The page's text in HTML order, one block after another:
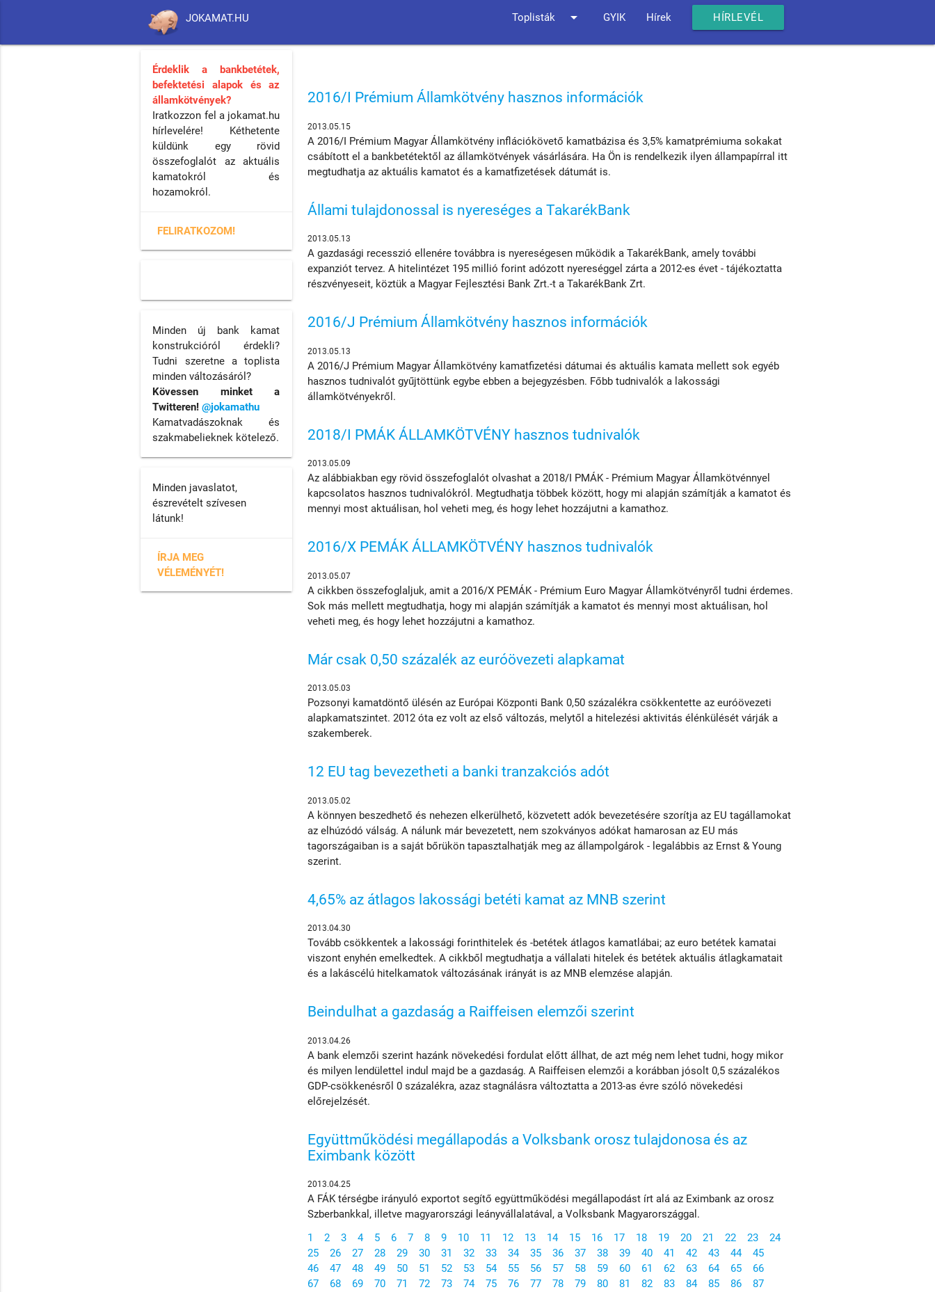
JOKAMAT.HU Toplisták arrow_drop_down GYIK Hírek HÍRLEVÉL
2016/I Prémium Államkötvény hasznos információk
2013.05.15
A 2016/I Prémium Magyar Államkötvény inflációkövető kamatbázisa és 3,5% kamatprémiuma sokakat
csábított el a bankbetétektől az államkötvények vásárlására. Ha Ön is rendelkezik ilyen állampapírral itt
megtudhatja az aktuális kamatot és a kamatfizetések dátumát is.
Állami tulajdonossal is nyereséges a TakarékBank
2013.05.13
A gazdasági recesszió ellenére továbbra is nyereségesen működik a TakarékBank, amely további
expanziót tervez. A hitelintézet 195 millió forint adózott nyereséggel zárta a 2012-es évet - tájékoztatta
részvényeseit, köztük a Magyar Fejlesztési Bank Zrt.-t a TakarékBank Zrt.
2016/J Prémium Államkötvény hasznos információk
2013.05.13
A 2016/J Prémium Magyar Államkötvény kamatfizetési dátumai és aktuális kamata mellett sok egyéb
hasznos tudnivalót gyűjtöttünk egybe ebben a bejegyzésben. Főbb tudnivalók a lakossági
államkötvényekről.
2018/I PMÁK ÁLLAMKÖTVÉNY hasznos tudnivalók
2013.05.09
Az alábbiakban egy rövid összefoglalót olvashat a 2018/I PMÁK - Prémium Magyar Államkötvénnyel
kapcsolatos hasznos tudnivalókról. Megtudhatja többek között, hogy mi alapján számítják a kamatot és
mennyi most aktuálisan, hol veheti meg, és hogy lehet hozzájutni a kamathoz.
2016/X PEMÁK ÁLLAMKÖTVÉNY hasznos tudnivalók
2013.05.07
A cikkben összefoglaljuk, amit a 2016/X PEMÁK - Prémium Euro Magyar Államkötvényről tudni érdemes.
Sok más mellett megtudhatja, hogy mi alapján számítják a kamatot és mennyi most aktuálisan, hol
veheti meg, és hogy lehet hozzájutni a kamathoz.
Már csak 0,50 százalék az euróövezeti alapkamat
2013.05.03
Pozsonyi kamatdöntő ülésén az Európai Központi Bank 0,50 százalékra csökkentette az euróövezeti
alapkamatszintet. 2012 óta ez volt az első változás, melytől a hitelezési aktivitás élénkülését várják a
szakemberek.
12 EU tag bevezetheti a banki tranzakciós adót
2013.05.02
A könnyen beszedhető és nehezen elkerülhető, közvetett adók bevezetésére szorítja az EU tagállamokat
az elhúzódó válság. A nálunk már bevezetett, nem szokványos adókat hamarosan az EU más
tagországaiban is a saját bőrükön tapasztalhatják meg az állampolgárok - legalábbis az Ernst & Young
szerint.
4,65% az átlagos lakossági betéti kamat az MNB szerint
2013.04.30
Tovább csökkentek a lakossági forinthitelek és -betétek átlagos kamatlábai; az euro betétek kamatai
viszont enyhén emelkedtek. A cikkből megtudhatja a vállalati hitelek és betétek aktuális átlagkamatait
és a lakáscélú hitelkamatok változásának irányát is az MNB elemzése alapján.
Beindulhat a gazdaság a Raiffeisen elemzői szerint
2013.04.26
A bank elemzői szerint hazánk növekedési fordulat előtt állhat, de azt még nem lehet tudni, hogy mikor
és milyen lendülettel indul majd be a gazdaság. A Raiffeisen elemzői a korábban jósolt 0,5 százalékos
GDP-csökkenésről 0 százalékra, azaz stagnálásra változtatta a 2013-as évre szóló növekedési
előrejelzését.
Együttműködési megállapodás a Volksbank orosz tulajdonosa és az
Eximbank között
2013.04.25
A FÁK térségbe irányuló exportot segítő együttműködési megállapodást írt alá az Eximbank az orosz
Szberbankkal, illetve magyarországi leányvállalatával, a Volksbank Magyarországgal.
1
2 3 4 5 6 7 8 9 10 11 12 13 14 15 16 17 18 19 20 21 22 23
24
25
26 27 28 29 30 31 32 33 34 35 36 37 38 39 40 41 42 43 44
45
46
47 48 49 50 51 52 53 54 55 56 57 58 59 60 61 62 63 64 65
66
67
68 69 70 71 72 73 74 75 76 77 78 79 80 81 82 83 84 85 86
87
Érdeklik a bankbetétek,
befektetési alapok és az
államkötvények?
Iratkozzon fel a jokamat.hu
hírlevelére! Kéthetente
küldünk egy rövid
összefoglalót az aktuális
kamatokról és
hozamokról.
FELIRATKOZOM!
Minden új bank kamat
konstrukcióról érdekli?
Tudni szeretne a toplista
minden változásáról?
Kövessen minket a
Twitteren!@jokamathu
Kamatvadászoknak és
szakmabelieknek kötelező.
Minden javaslatot,
észrevételt szívesen
látunk!
ÍRJA MEG
VÉLEMÉNYÉT!